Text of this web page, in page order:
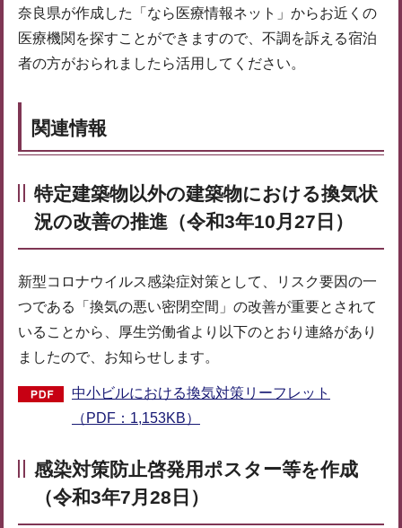
奈良県が作成した「なら医療情報ネット」からお近くの
医療機関を探すことができますので、不調を訴える宿泊
者の方がおられましたら活用してください。
関連情報
特定建築物以外の建築物における換気状
況の改善の推進（令和3年10月27日）
新型コロナウイルス感染症対策として、リスク要因の一
つである「換気の悪い密閉空間」の改善が重要とされて
いることから、厚生労働省より以下のとおり連絡があり
ましたので、お知らせします。
中小ビルにおける換気対策リーフレット
（PDF：1,153KB）
感染対策防止啓発用ポスター等を作成
（令和3年7月28日）